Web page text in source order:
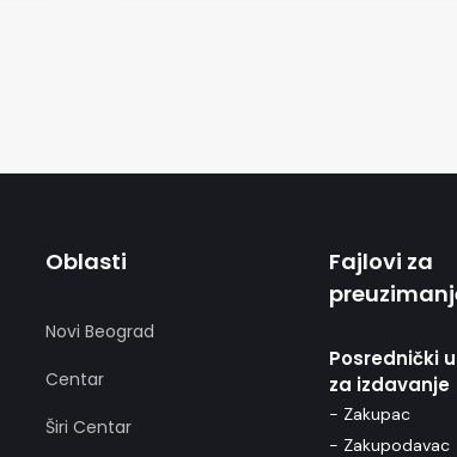
Oblasti
Novi Beograd
Centar
Širi Centar
Fajlovi za
Posrednički
za izdavanje
- Zakupac
- Zakupodavac